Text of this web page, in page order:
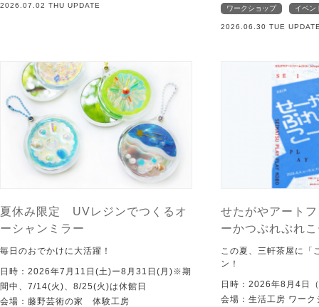
2026.07.02 THU UPDATE ワークショップ イベン
2026.06.30 TUE
夏休み限定 UVレジンでつくるオ
ーシャンミラー
毎日のおでかけに大活躍！
日時：2026年7月11日(土)ー8月31日(月)※期
間中、7/14(火)、8/25(火)は休館日
会場：藤野芸術の家 体験工房
せたがやアート
ーかつぷれぷれ
この夏、三軒茶屋に「
ン！
日時：2026年8月4日
会場：生活工房 ワー